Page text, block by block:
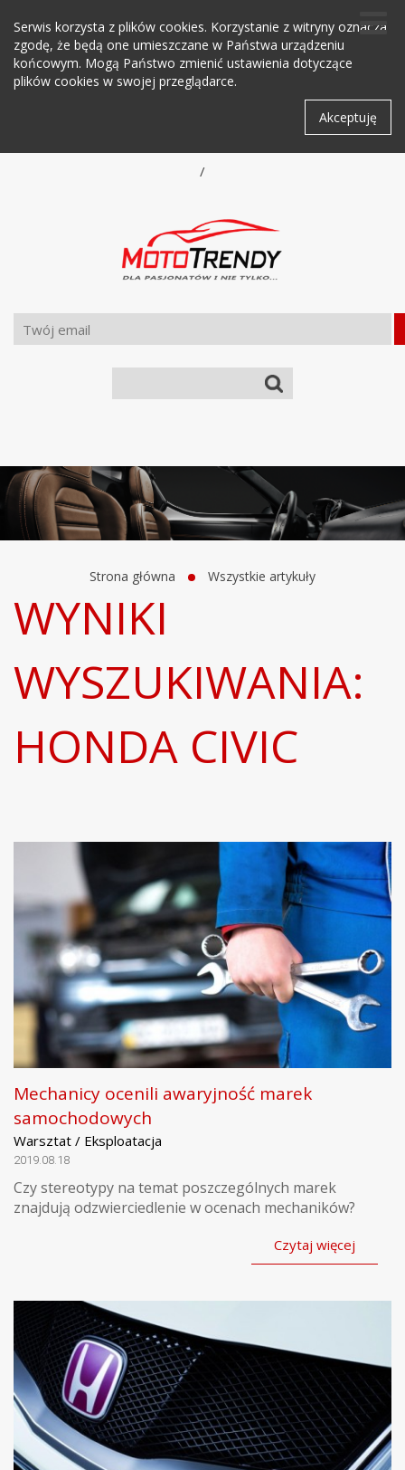
Serwis korzysta z plików cookies. Korzystanie z witryny oznacza
zgodę, że będą one umieszczane w Państwa urządzeniu
końcowym. Mogą Państwo zmienić ustawienia dotyczące
plików cookies w swojej przeglądarce.
Akceptuję
/
Strona główna Wszystkie artykuły
WYNIKI
WYSZUKIWANIA:
HONDA CIVIC
Mechanicy ocenili awaryjność marek
samochodowych
Warsztat / Eksploatacja
2019.08.18
Czy stereotypy na temat poszczególnych marek
znajdują odzwierciedlenie w ocenach mechaników?
Czytaj więcej